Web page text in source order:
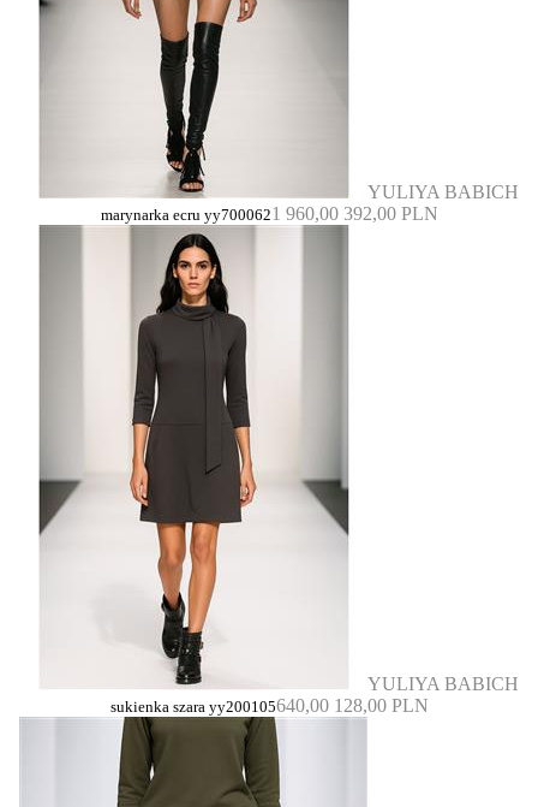
YULIYA BABICH
marynarka ecru yy7000621 960,00 392,00 PLN
YULIYA BABICH
sukienka szara yy200105640,00 128,00 PLN